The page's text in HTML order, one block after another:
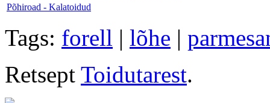
Põhiroad - Kalatoidud
Tags: forell | lõhe |
Retsept Toidutarest.